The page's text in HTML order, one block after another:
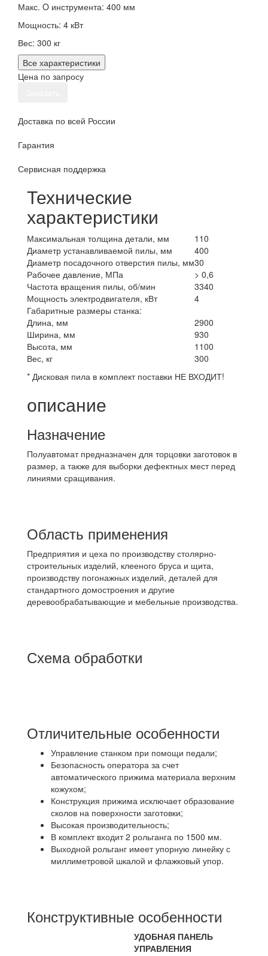
Макс. O инструмента: 400 мм
Мощность: 4 кВт
Вес: 300 кг
Все характеристики
Цена по запросу
Доставка по всей России
Гарантия
Сервисная поддержка
Технические
характеристики
Максимальная толщина детали, мм
110
Диаметр устанавливаемой пилы, мм
400
Диаметр посадочного отверстия пилы, мм30
Рабочее давление, МПа
> 0,6
Частота вращения пилы, об/мин
3340
Мощность электродвигателя, кВт
4
Габаритные размеры станка:
Длина, мм
2900
Ширина, мм
930
Высота, мм
1100
Вес, кг
300
* Дисковая пила в комплект поставки НЕ ВХОДИТ!
описание
Назначение
Полуавтомат предназначен для торцовки заготовок в
размер, а также для выборки дефектных мест перед
линиями сращивания.
Область применения
Предприятия и цеха по производству столярно-
строительных изделий, клееного бруса и щита,
производству погонажных изделий, деталей для
стандартного домостроения и другие
деревообрабатывающие и мебельные производства.
Схема обработки
Отличительные особенности
Управление станком при помощи педали;
Безопасность оператора за счет
автоматического прижима материала верхним
кожухом;
Конструкция прижима исключает образование
сколов на поверхности заготовки;
Высокая производительность;
В комплект входит 2 рольганга по 1500 мм.
Выходной рольганг имеет упорную линейку с
миллиметровой шкалой и флажковый упор.
Конструктивные особенности
УДОБНАЯ ПАНЕЛЬ
УПРАВЛЕНИЯ